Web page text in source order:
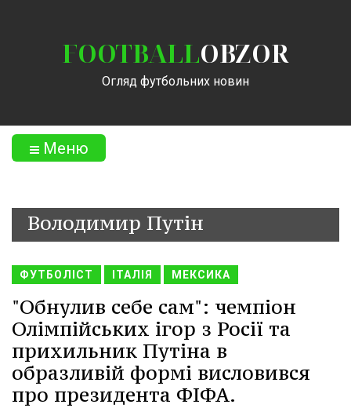
FOOTBALLOBZOR
Огляд футбольних новин
Меню
Володимир Путін
ФУТБОЛІСТ ІТАЛІЯ МЕКСИКА
"Обнулив себе сам": чемпіон
Олімпійських ігор з Росії та
прихильник Путіна в
образливій формі висловився
про президента ФІФА.